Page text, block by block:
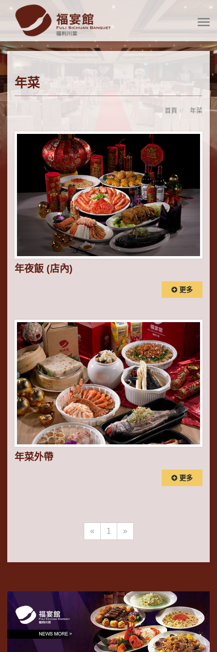
年菜
首頁 年菜
年夜飯 (店內)
更多
年菜外帶
更多
« 1 »